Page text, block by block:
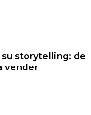
storytelling: de
vender